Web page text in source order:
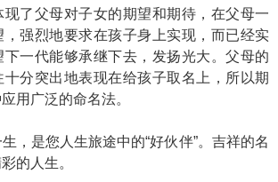
现了父母对子女的期望和期待，在父母一
，强烈地要求在孩子身上实现，而已经实
一代能够承继下去，发扬光大。父母的
分突出地表现在给孩子取名上，所以期
用广泛的命名法。
，是您人生旅途中的“好伙伴”。吉祥的名
的人生。